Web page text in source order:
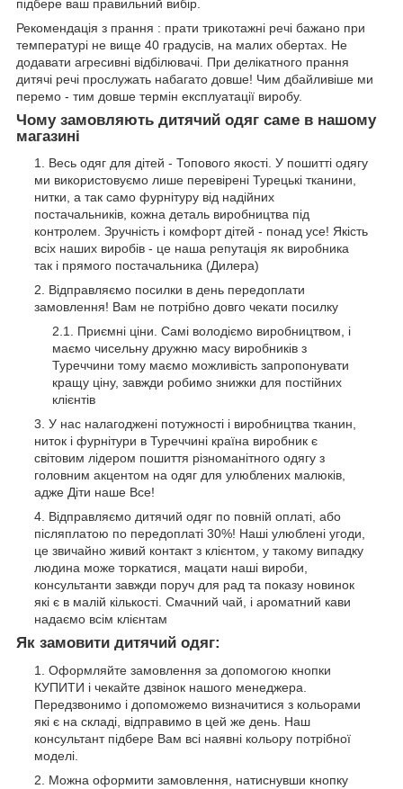
підбере ваш правильний вибір.
Рекомендація з прання : прати трикотажні речі бажано при
температурі не вище 40 градусів, на малих обертах. Не
додавати агресивні відбілювачі. При делікатного прання
дитячі речі прослужать набагато довше! Чим дбайливіше ми
перемо - тим довше термін експлуатації виробу.
Чому замовляють дитячий одяг саме в нашому
магазині
Весь одяг для дітей - Топового якості. У пошитті одягу
ми використовуємо лише перевірені Турецькі тканини,
нитки, а так само фурнітуру від надійних
постачальників, кожна деталь виробництва під
контролем. Зручність і комфорт дітей - понад усе! Якість
всіх наших виробів - це наша репутація як виробника
так і прямого постачальника (Дилера)
Відправляємо посилки в день передоплати
замовлення! Вам не потрібно довго чекати посилку
Приємні ціни. Самі володіємо виробництвом, і
маємо чисельну дружню масу виробників з
Туреччини тому маємо можливість запропонувати
кращу ціну, завжди робимо знижки для постійних
клієнтів
У нас налагоджені потужності і виробництва тканин,
ниток і фурнітури в Туреччині країна виробник є
світовим лідером пошиття різноманітного одягу з
головним акцентом на одяг для улюблених малюків,
адже Діти наше Все!
Відправляємо дитячий одяг по повній оплаті, або
післяплатою по передоплаті 30%! Наші улюблені угоди,
це звичайно живий контакт з клієнтом, у такому випадку
людина може торкатися, мацати наші вироби,
консультанти завжди поруч для рад та показу новинок
які є в малій кількості. Смачний чай, і ароматний кави
надаємо всім клієнтам
Як замовити дитячий одяг:
Оформляйте замовлення за допомогою кнопки
КУПИТИ і чекайте дзвінок нашого менеджера.
Передзвонимо і допоможемо визначитися з кольорами
які є на складі, відправимо в цей же день. Наш
консультант підбере Вам всі наявні кольору потрібної
моделі.
Можна оформити замовлення, натиснувши кнопку